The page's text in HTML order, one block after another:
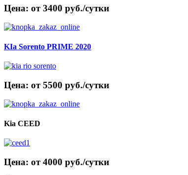
Цена: от 3400 руб./сутки
KIa Sorento PRIME 2020
Цена: от 5500 руб./сутки
Kia CEED
Цена: от 4000 руб./сутки